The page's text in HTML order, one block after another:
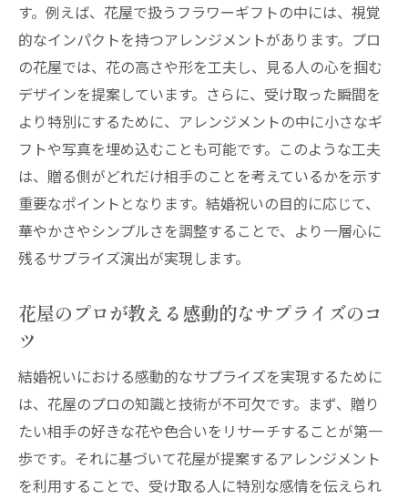
す。例えば、花屋で扱うフラワーギフトの中には、視覚
的なインパクトを持つアレンジメントがあります。プロ
の花屋では、花の高さや形を工夫し、見る人の心を掴む
デザインを提案しています。さらに、受け取った瞬間を
より特別にするために、アレンジメントの中に小さなギ
フトや写真を埋め込むことも可能です。このような工夫
は、贈る側がどれだけ相手のことを考えているかを示す
重要なポイントとなります。結婚祝いの目的に応じて、
華やかさやシンプルさを調整することで、より一層心に
残るサプライズ演出が実現します。
花屋のプロが教える感動的なサプライズのコ
ツ
結婚祝いにおける感動的なサプライズを実現するために
は、花屋のプロの知識と技術が不可欠です。まず、贈り
たい相手の好きな花や色合いをリサーチすることが第一
歩です。それに基づいて花屋が提案するアレンジメント
を利用することで、受け取る人に特別な感情を伝えられ